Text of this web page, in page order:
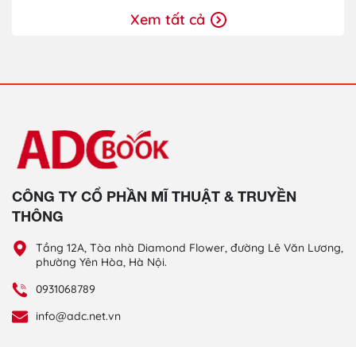
Xem tất cả
CÔNG TY CỔ PHẦN MĨ THUẬT & TRUYỀN
THÔNG
Tầng 12A, Tòa nhà Diamond Flower, đường Lê Văn Lương,
phường Yên Hòa, Hà Nội.
0931068789
info@adc.net.vn